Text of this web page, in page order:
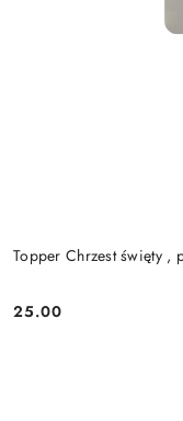
Topper Chrzest święty ,
Cena:
25.00